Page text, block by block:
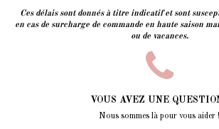
Ces délais sont donnés à titre indicatif et sont
en cas de surcharge de commande en haute saison
ou de vacances.
VOUS AVEZ UNE
Nous sommes là pour vous aider !